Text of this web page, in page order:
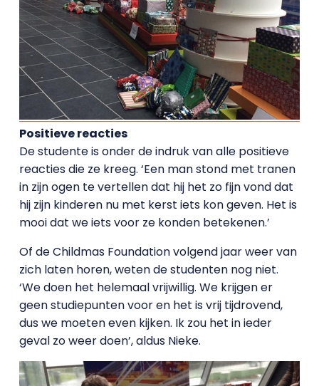
Positieve reacties
De studente is onder de indruk van alle positieve
reacties die ze kreeg. ‘Een man stond met tranen
in zijn ogen te vertellen dat hij het zo fijn vond dat
hij zijn kinderen nu met kerst iets kon geven. Het is
mooi dat we iets voor ze konden betekenen.’
Of de Childmas Foundation volgend jaar weer van
zich laten horen, weten de studenten nog niet.
‘We doen het helemaal vrijwillig. We krijgen er
geen studiepunten voor en het is vrij tijdrovend,
dus we moeten even kijken. Ik zou het in ieder
geval zo weer doen’, aldus Nieke.